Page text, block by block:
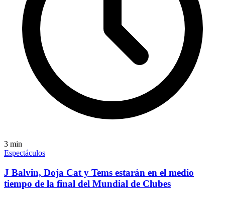
3 min
Espectáculos
J Balvin, Doja Cat y Tems estarán en el medio
tiempo de la final del Mundial de Clubes